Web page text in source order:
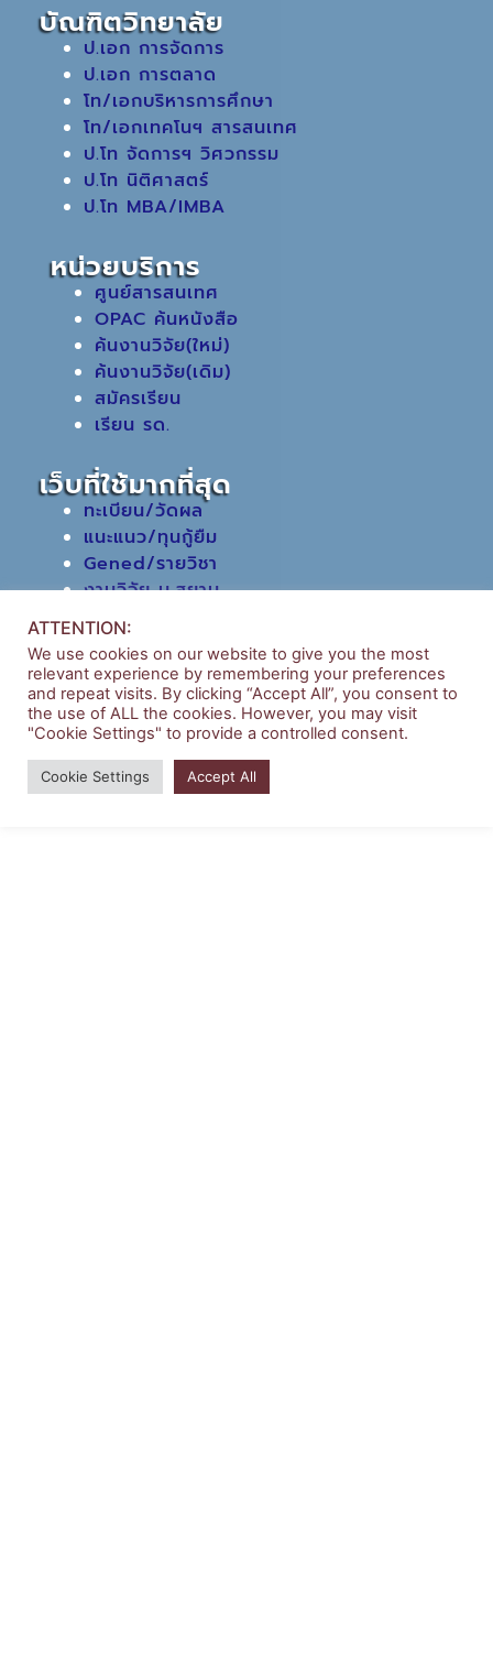
บัณฑิตวิทยาลัย
ป.เอก การจัดการ
ป.เอก การตลาด
โท/เอกบริหารการศึกษา
โท/เอกเทคโนฯ สารสนเทศ
ป.โท จัดการฯ วิศวกรรม
ป.โท นิติศาสตร์
ป.โท MBA/IMBA
หน่วยบริการ
ศูนย์สารสนเทศ
OPAC ค้นหนังสือ
ค้นงานวิจัย(ใหม่)
ค้นงานวิจัย(เดิม)
สมัครเรียน
เรียน รด.
เว็บที่ใช้มากที่สุด
ทะเบียน/วัดผล
แนะแนว/ทุนกู้ยืม
Gened/รายวิชา
งานวิจัย ม.สยาม
หอสมุดกลาง
Copyright © 2026 | บริหารธุรกิจ มหาวิทยาลัยสยาม
Powered bySiam University
ATTENTION:
We use cookies on our website to give you the most
relevant experience by remembering your preferences
and repeat visits. By clicking “Accept All”, you consent to
the use of ALL the cookies. However, you may visit
"Cookie Settings" to provide a controlled consent.
Cookie Settings Accept All